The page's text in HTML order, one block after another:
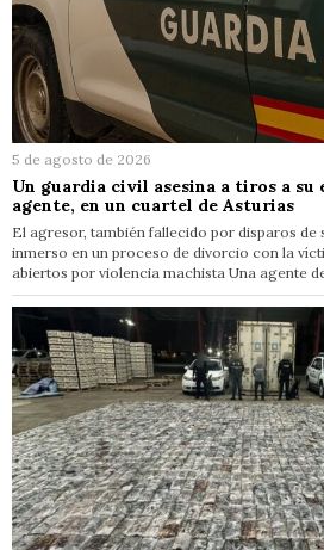
5 de agosto de 2026
Un guardia civil asesina a tiros a su
agente, en un cuartel de Asturias
El agresor, también fallecido por disparos de
inmerso en un proceso de divorcio con la
abiertos por violencia machista Una agente